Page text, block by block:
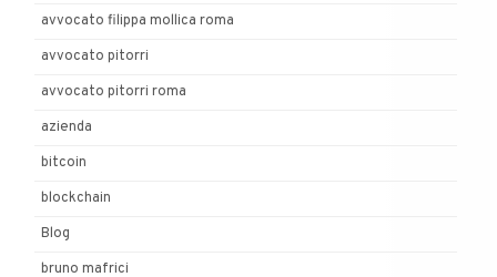
avvocato filippa mollica roma
avvocato pitorri
avvocato pitorri roma
azienda
bitcoin
blockchain
Blog
bruno mafrici